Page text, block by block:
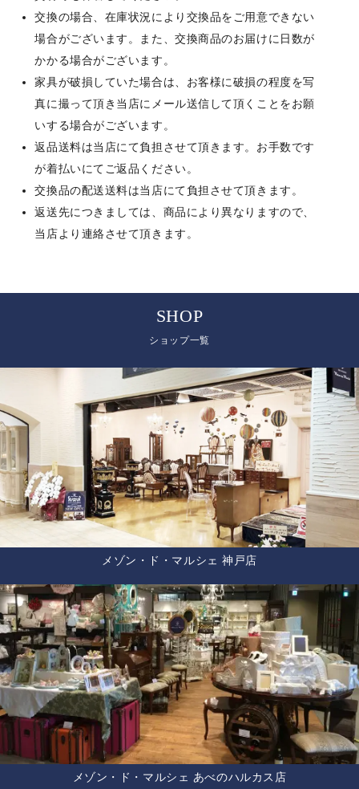
交換の場合、在庫状況により交換品をご用意できない
場合がございます。また、交換商品のお届けに日数が
かかる場合がございます。
家具が破損していた場合は、お客様に破損の程度を写
真に撮って頂き当店にメール送信して頂くことをお願
いする場合がございます。
返品送料は当店にて負担させて頂きます。お手数です
が着払いにてご返品ください。
交換品の配送送料は当店にて負担させて頂きます。
返送先につきましては、商品により異なりますので、
当店より連絡させて頂きます。
SHOP
ショップ一覧
メゾン・ド・マルシェ 神戸店
メゾン・ド・マルシェ あべのハルカス店